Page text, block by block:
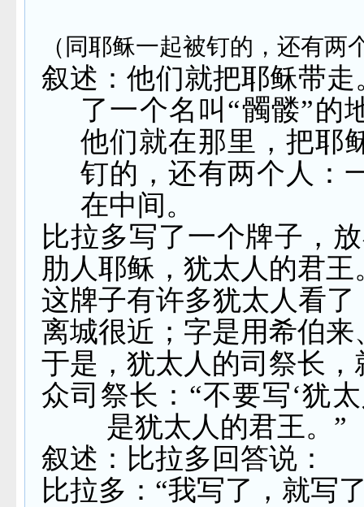
（同耶稣一起被钉的，还有两
叙述：他们就把耶稣带
了一个名叫“髑髅”的
他们就在那里，把耶
钉的，还有两个人：
在中间。
比拉多写了一个牌子，
肋人耶稣，犹太人的君王
这牌子有许多犹太人看
离城很近；字是用希伯
于是，犹太人的司祭长
众司祭长：“不要写‘犹
是犹太人的君王。”
叙述：比拉多回答说：
比拉多：“我写了，就写